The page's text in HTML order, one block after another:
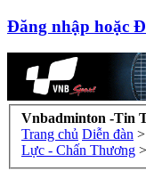
Đăng nhập hoặc
Vnbadminton -Tin
Trang chủ Diễn đàn >
Lực - Chấn Thương >